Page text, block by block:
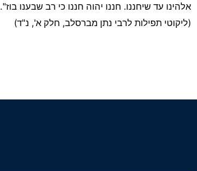
אלהינו עד שיחננו. חננו יהוה חננו כי רב שבענו בוז".
(ליקוטי תפילות לרבי נתן מברסלב, חלק א', נ"ד)